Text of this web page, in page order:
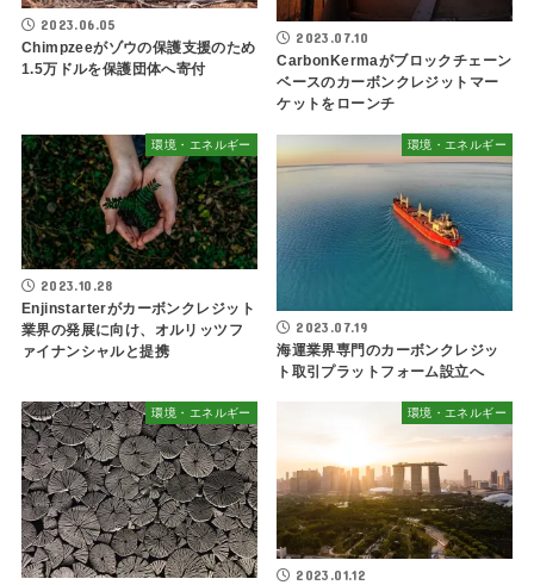
2023.06.05
Chimpzeeがゾウの保護支援のため
1.5万ドルを保護団体へ寄付
2023.07.10
CarbonKermaがブロックチェーン
ベースのカーボンクレジットマー
ケットをローンチ
環境・エネルギー
2023.10.28
Enjinstarterがカーボンクレジット
業界の発展に向け、オルリッツフ
ァイナンシャルと提携
環境・エネルギー
2023.07.19
海運業界専門のカーボンクレジッ
ト取引プラットフォーム設立へ
環境・エネルギー 環境・エネルギー
2023.01.12